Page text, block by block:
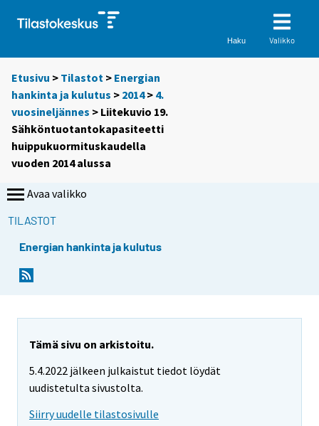
Haku Valikko
Etusivu > Tilastot > Energian
hankinta ja kulutus > 2014> 4.
vuosineljännes > Liitekuvio 19.
Sähköntuotantokapasiteetti
huippukuormituskaudella
vuoden 2014 alussa
Avaa valikko
TILASTOT
Energian hankinta ja kulutus
Tämä sivu on arkistoitu.
5.4.2022 jälkeen julkaistut tiedot löydät
uudistetulta sivustolta.
Siirry uudelle tilastosivulle